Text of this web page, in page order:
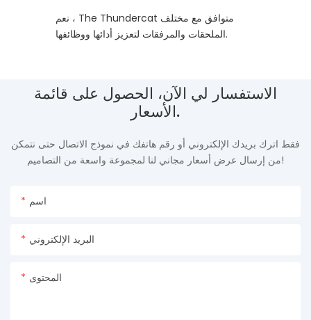
نعم ، The Thundercat متوافق مع مختلف
الملحقات والمرفقات لتعزيز أدائها ووظائفها.
الاستفسار لي الآن، الحصول على قائمة
الأسعار.
فقط اترك بريدك الإلكتروني أو رقم هاتفك في نموذج الاتصال حتى نتمكن
من إرسال عرض أسعار مجاني لنا لمجموعة واسعة من التصاميم!
اسم
البريد الإلكتروني
المحتوى